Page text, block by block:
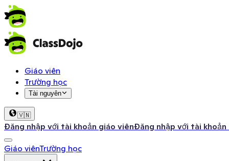
Giáo viên
Trường học
Tài nguyên
🇻🇳
Đăng nhập với tài khoản giáo viênĐăng nhập với tài khoản
Giáo viênTrường học